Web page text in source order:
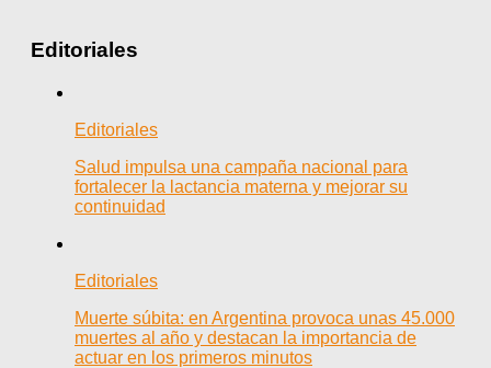
Editoriales
Editoriales
Salud impulsa una campaña nacional para
fortalecer la lactancia materna y mejorar su
continuidad
Editoriales
Muerte súbita: en Argentina provoca unas 45.000
muertes al año y destacan la importancia de
actuar en los primeros minutos